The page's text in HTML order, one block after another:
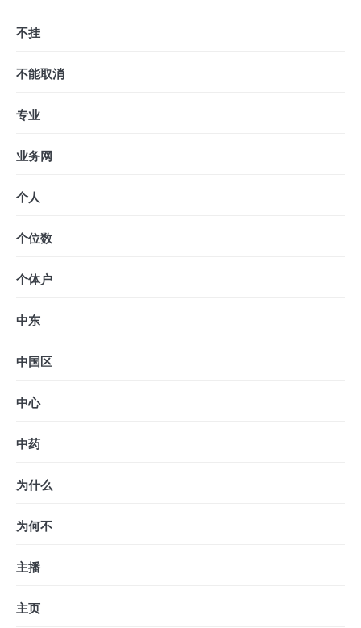
不挂
不能取消
专业
业务网
个人
个位数
个体户
中东
中国区
中心
中药
为什么
为何不
主播
主页